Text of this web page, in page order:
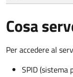
Cosa
Per accedere al
SPID